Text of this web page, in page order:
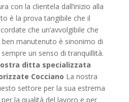
con la clientela dall’inizio alla
è la prova tangibile che il
che un’avvolgibile che
manutenuto è sinonimo di
un senso di tranquillità.
ditta specializzata
Cocciano La nostra
settore per la sua estrema
la qualità del lavoro e per